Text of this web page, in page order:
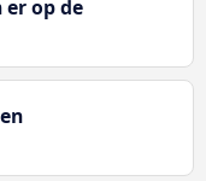
op de